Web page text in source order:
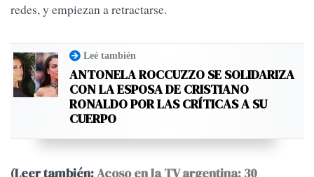
redes, y empiezan a retractarse.
Leé también
ANTONELA ROCCUZZO SE SOLIDARIZA
CON LA ESPOSA DE CRISTIANO
RONALDO POR LAS CRÍTICAS A SU
CUERPO